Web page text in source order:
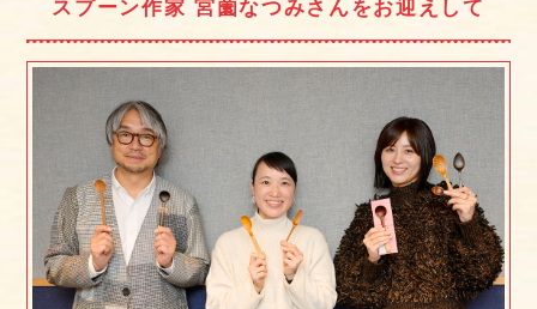
スプーン作家 宮薗なつみさんをお迎えして